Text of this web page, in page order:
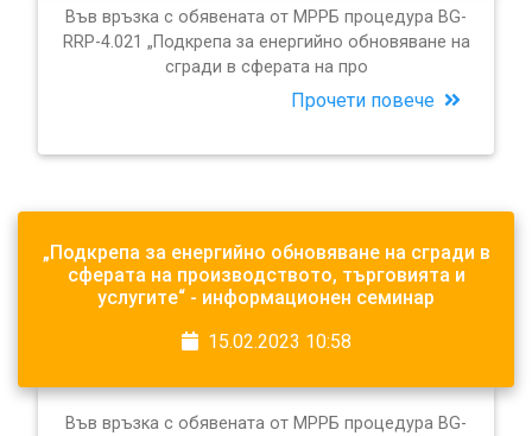
Във връзка с обявената от МРРБ процедура BG-
RRP-4.021 „Подкрепа за енергийно обновяване на
сгради в сферата на про
Прочети повече
„Подкрепа за енергийно обновяване на сгради в
сферата на производството, търговията и
услугите“ - информационен семинар
15.02.2023 10:58
Във връзка с обявената от МРРБ процедура BG-